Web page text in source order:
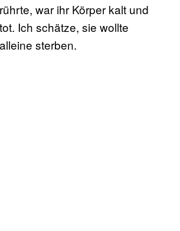
war ihr Körper kalt und
Ich schätze, sie wollte
sterben.